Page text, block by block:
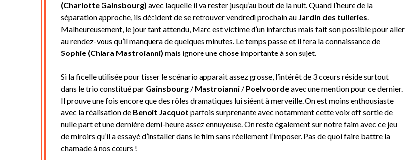
(Charlotte Gainsbourg) avec laquelle il va rester jusqu’au bout de la nuit. Quand l’heure de la
séparation approche, ils décident de se retrouver vendredi prochain au Jardin des tuileries.
Malheureusement, le jour tant attendu, Marc est victime d’un infarctus mais fait son possible pour aller
au rendez-vous qu’il manquera de quelques minutes. Le temps passe et il fera la connaissance de
Sophie (Chiara Mastroianni) mais ignore une chose importante à son sujet.
Si la ficelle utilisée pour tisser le scénario apparait assez grosse, l’intérêt de 3 cœurs réside surtout
dans le trio constitué par Gainsbourg / Mastroianni / Poelvoordeavec une mention pour ce dernier.
Il prouve une fois encore que des rôles dramatiques lui siéent à merveille. On est moins enthousiaste
avec la réalisation de Benoit Jacquot parfois surprenante avec notamment cette voix off sortie de
nulle part et une dernière demi-heure assez ennuyeuse. On reste également sur notre faim avec ce jeu
de miroirs qu’il a essayé d’installer dans le film sans réellement l’imposer. Pas de quoi faire battre la
chamade à nos cœurs !